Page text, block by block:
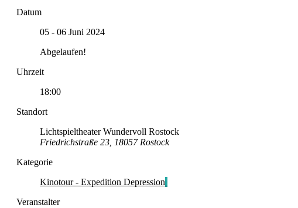
Datum
05 - 06 Juni 2024
Abgelaufen!
Uhrzeit
18:00
Standort
Lichtspieltheater Wundervoll Rostock
Friedrichstraße 23, 18057 Rostock
Kategorie
Kinotour - Expedition Depression
Veranstalter